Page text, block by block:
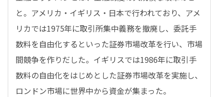
と。アメリカ・イギリス・日本で行われており、アメ
リカでは1975年に取引所集中義務を撤廃し、委託手
数料を自由化するといった証券市場改革を行い、市場
間競争を作りだした。イギリスでは1986年に取引手
数料の自由化をはじめとした証券市場改革を実施し、
ロンドン市場に世界中から資金が集まった。